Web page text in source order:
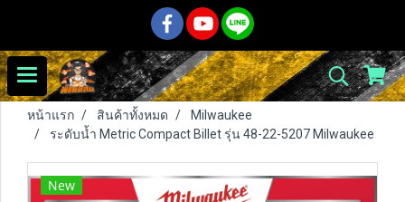
หน้าแรก สินค้าทั้งหมด
Milwaukee
ระดับน้ำ Metric Compact Billet รุ่น 48-22-5207 Milwaukee
New